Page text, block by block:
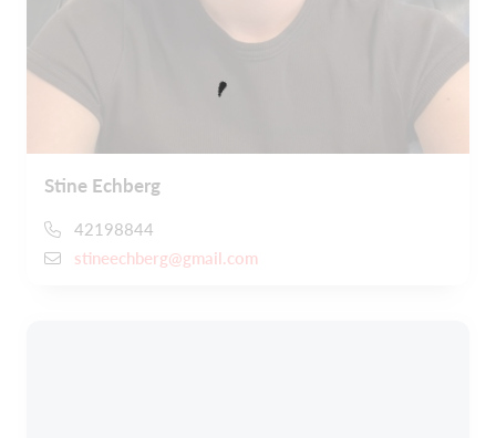
Stine Echberg
42198844
stineechberg@gmail.com